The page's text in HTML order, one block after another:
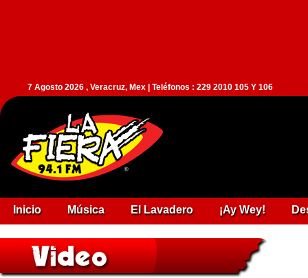
7 Agosto 2026 , Veracruz, Mex | Teléfonos : 229 2010 105 Y 106
Inicio Música El Lavadero ¡Ay Wey!